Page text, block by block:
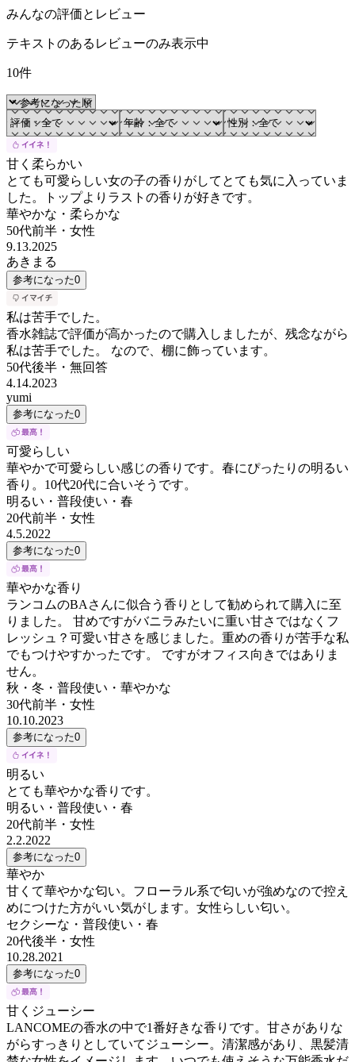
みんなの評価とレビュー
テキストのあるレビューのみ表示中
10件
甘く柔らかい
とても可愛らしい女の子の香りがしてとても気に入っていま
した。トップよりラストの香りが好きです。
華やかな・柔らかな
50代前半 ・ 女性
9.13.2025
あきまる
参考になった0
私は苦手でした。
香水雑誌で評価が高かったので購入しましたが、残念ながら
私は苦手でした。 なので、棚に飾っています。
50代後半 ・ 無回答
4.14.2023
yumi
参考になった0
可愛らしい
華やかで可愛らしい感じの香りです。春にぴったりの明るい
香り。10代20代に合いそうです。
明るい・普段使い・春
20代前半 ・ 女性
4.5.2022
参考になった0
華やかな香り
ランコムのBAさんに似合う香りとして勧められて購入に至
りました。 甘めですがバニラみたいに重い甘さではなくフ
レッシュ？可愛い甘さを感じました。重めの香りが苦手な私
でもつけやすかったです。 ですがオフィス向きではありま
せん。
秋・冬・普段使い・華やかな
30代前半 ・ 女性
10.10.2023
参考になった0
明るい
とても華やかな香りです。
明るい・普段使い・春
20代前半 ・ 女性
2.2.2022
参考になった0
華やか
甘くて華やかな匂い。フローラル系で匂いが強めなので控え
めにつけた方がいい気がします。女性らしい匂い。
セクシーな・普段使い・春
20代後半 ・ 女性
10.28.2021
参考になった0
甘くジューシー
LANCOMEの香水の中で1番好きな香りです。甘さがありな
がらすっきりとしていてジューシー。清潔感があり、黒髪清